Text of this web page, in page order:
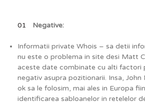
Negative:
Informatii private Whois – sa detii
nu este o problema in site desi Matt
aceste date combinate cu alti factori
negativ asupra pozitionarii. Insa, John
ok sa le folosim, mai ales in Europa
identificarea sabloanelor in retelelor